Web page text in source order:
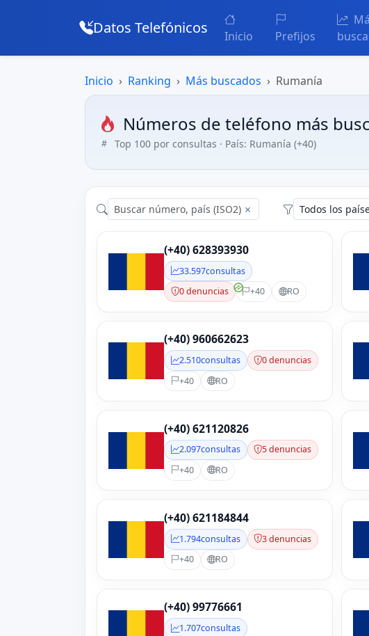
Datos Telefónicos Inicio Prefijos
Inicio Ranking Más buscados Rumanía
Números de teléfono más
Top 100 por consultas · País: Rumanía (+40)
×
(+40) 628393930
33.597consultas
0 denuncias
+40 RO
(+40) 960662623
2.510consultas
0 denuncias
+40
RO
(+40) 621120826
2.097consultas
5 denuncias
+40
RO
(+40) 621184844
1.794consultas
3 denuncias
+40
RO
(+40) 99776661
1.707consultas